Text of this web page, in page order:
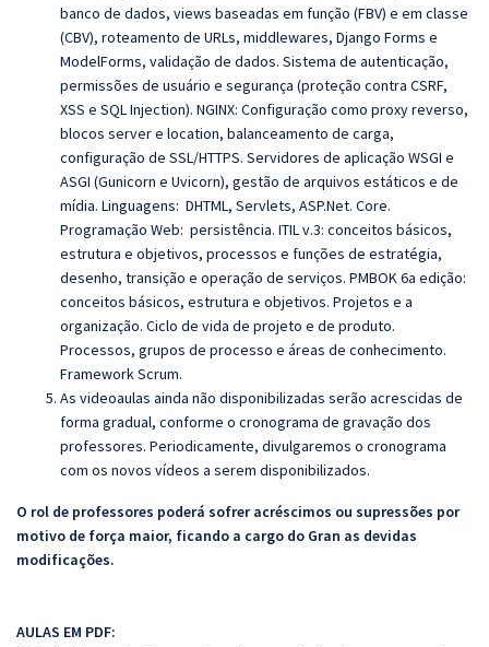
banco de dados, views baseadas em função (FBV) e em classe
(CBV), roteamento de URLs, middlewares, Django Forms e
ModelForms, validação de dados. Sistema de autenticação,
permissões de usuário e segurança (proteção contra CSRF,
XSS e SQL Injection). NGINX: Configuração como proxy reverso,
blocos server e location, balanceamento de carga,
configuração de SSL/HTTPS. Servidores de aplicação WSGI e
ASGI (Gunicorn e Uvicorn), gestão de arquivos estáticos e de
mídia. Linguagens: DHTML, Servlets, ASP.Net. Core.
Programação Web: persistência. ITIL v.3: conceitos básicos,
estrutura e objetivos, processos e funções de estratégia,
desenho, transição e operação de serviços. PMBOK 6a edição:
conceitos básicos, estrutura e objetivos. Projetos e a
organização. Ciclo de vida de projeto e de produto.
Processos, grupos de processo e áreas de conhecimento.
Framework Scrum.
As videoaulas ainda não disponibilizadas serão acrescidas de
forma gradual, conforme o cronograma de gravação dos
professores. Periodicamente, divulgaremos o cronograma
com os novos vídeos a serem disponibilizados.
O rol de professores poderá sofrer acréscimos ou supressões por
motivo de força maior, ficando a cargo do Gran as devidas
modificações.
AULAS EM PDF: